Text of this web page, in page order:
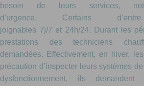
besoin de leurs services,
d’urgence. Certains
joignables 7j/7 et 24h/24. Durant les
prestations des techniciens
demandées. Effectivement, en hiver,
précaution d’inspecter leurs systèmes
dysfonctionnement, ils